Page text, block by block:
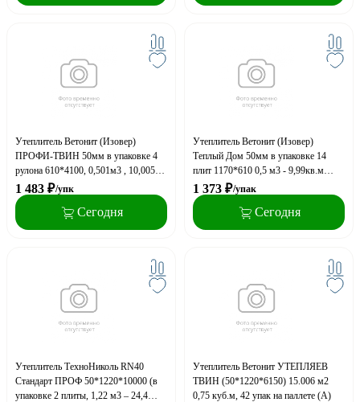
Утеплитель Ветонит (Изовер)
ПРОФИ-ТВИН 50мм в упаковке 4
рулона 610*4100, 0,501м3 , 10,005
кв.м (0.11 М3 - транспортный объём)
42 упак. на паллете (A)
1 483 ₽/упк
Сегодня
Утеплитель Ветонит (Изовер)
Теплый Дом 50мм в упаковке 14
плит 1170*610 0,5 м3 - 9,99кв.м
(0,12 м3 - траспортный объём) 40 уп.
на паллете (A)
1 373 ₽/упак
Сегодня
Утеплитель ТехноНиколь RN40
Стандарт ПРОФ 50*1220*10000 (в
упаковке 2 плиты, 1,22 м3 – 24,4
Утеплитель Ветонит УТЕПЛЯЕВ
ТВИН (50*1220*6150) 15.006 м2
0,75 куб.м, 42 упак на паллете (A)